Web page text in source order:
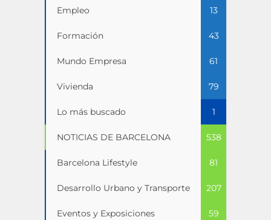
Empleo 13
Formación 43
Mundo Empresa 61
Vivienda 79
Lo más buscado 1
NOTICIAS DE BARCELONA 538
Barcelona Lifestyle 81
Desarrollo Urbano y Transporte 207
Eventos y Exposiciones 59